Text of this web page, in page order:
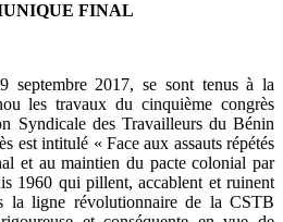
FINAL
septembre 2017, se sont tenus à la
les travaux du cinquième congrès
Syndicale des Travailleurs du Bénin
est intitulé « Face aux assauts répétés
et au maintien du pacte colonial par
1960 qui pillent, accablent et ruinent
la ligne révolutionnaire de la CSTB